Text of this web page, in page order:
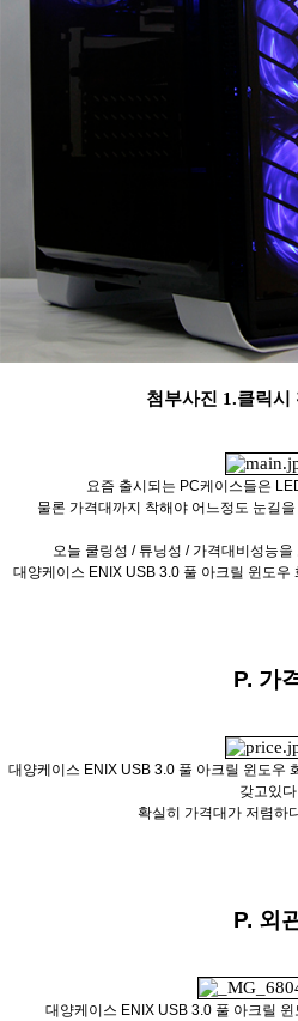
첨부사진 1.클릭시
요즘 출시되는 PC케이스들은
물론 가격대까지 착해야 어느정도 눈길
오늘 쿨링성 / 튜닝성 / 가격대비성능
대양케이스 ENIX USB 3.0 풀 아크릴 윈도우
P. 가
대양케이스 ENIX USB 3.0 풀 아크릴 윈도우
갖고있다
확실히 가격대가 저렴하
P. 외
대양케이스 ENIX USB 3.0 풀 아크릴